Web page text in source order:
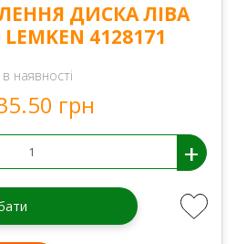
ДИСКА ЛІВА
4128171
наявності
грн
+